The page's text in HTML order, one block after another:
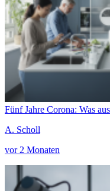
Fünf Jahre Corona: Was
A. Scholl
vor 2 Monaten